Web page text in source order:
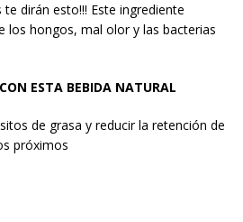
te dirán esto!!! Este ingrediente
los hongos, mal olor y las bacterias
ESTA BEBIDA NATURAL
de grasa y reducir la retención de
próximos